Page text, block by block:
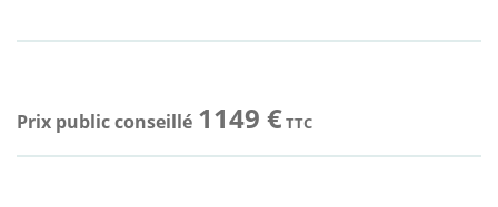
Prix public conseillé 1149 €TTC